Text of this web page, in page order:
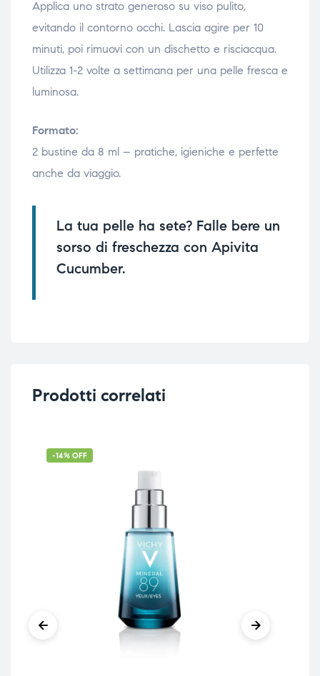
Applica uno strato generoso su viso pulito,
evitando il contorno occhi. Lascia agire per 10
minuti, poi rimuovi con un dischetto e risciacqua.
Utilizza 1-2 volte a settimana per una pelle fresca e
luminosa.
Formato:
2 bustine da 8 ml – pratiche, igieniche e perfette
anche da viaggio.
La tua pelle ha sete? Falle bere un
sorso di freschezza con Apivita
Cucumber.
Prodotti correlati
-14% OFF